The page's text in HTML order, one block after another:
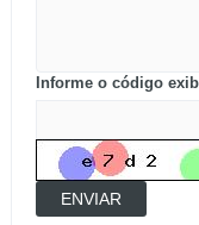
Informe o código
ENVIAR